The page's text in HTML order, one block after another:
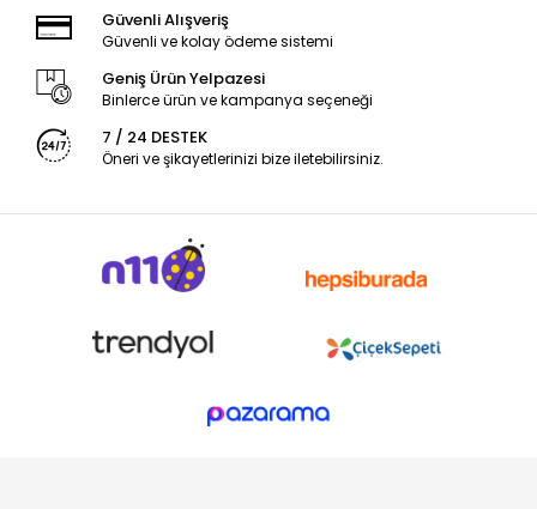
Güvenli Alışveriş
Güvenli ve kolay ödeme sistemi
Geniş Ürün Yelpazesi
Binlerce ürün ve kampanya seçeneği
7 / 24 DESTEK
Öneri ve şikayetlerinizi bize iletebilirsiniz.